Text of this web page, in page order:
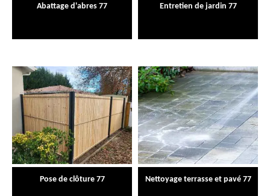
Abattage d'abres 77 Entretien de jardin 77
Pose de clôture 77 Nettoyage terrasse et pavé 77